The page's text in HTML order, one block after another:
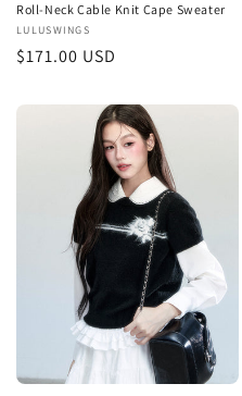
Roll-Neck Cable Knit Cape Sweater
販
売
LULUSWINGS
通
価
$171.00 USD